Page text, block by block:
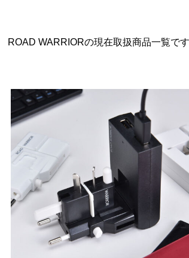
ROAD WARRIORの現在取扱商品一覧です